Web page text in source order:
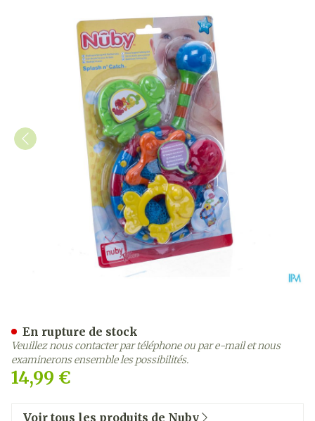
14,99 €
En rupture de stock
Veuillez nous contacter par téléphone ou par e-mail et nous
examinerons ensemble les possibilités.
Voir tous les produits de Nuby